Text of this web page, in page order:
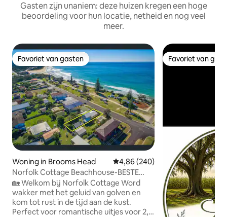
Gasten zijn unaniem: deze huizen kregen een hoge
beoordeling voor hun locatie, netheid en nog veel
meer.
Favoriet van gasten
Favoriet van gasten
Woning in Brooms Head Gemiddelde beoordeling van
4,86 (240)
Norfolk Cottage Beachhouse-BESTE
LOCATIE IN BROOMS
🏡 Welkom bij Norfolk Cottage Word
wakker met het geluid van golven en
kom tot rust in de tijd aan de kust.
Perfect voor romantische uitjes voor 2,
Favoriet van
Favoriet van